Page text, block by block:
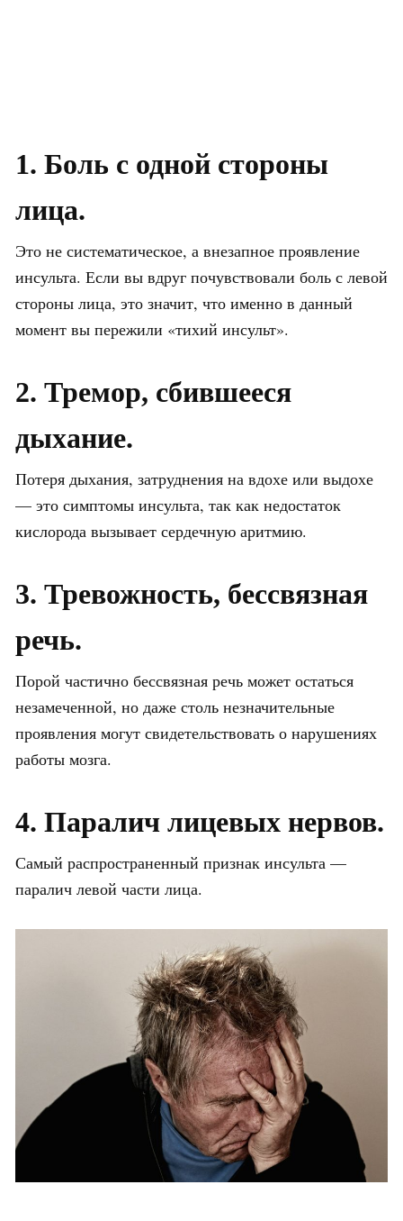
1. Боль с одной стороны
лица.
Это не систематическое, а внезапное проявление
инсульта. Если вы вдруг почувствовали боль с левой
стороны лица, это значит, что именно в данный
момент вы пережили «тихий инсульт».
2. Тремор, сбившееся
дыхание.
Потеря дыхания, затруднения на вдохе или выдохе
— это симптомы инсульта, так как недостаток
кислорода вызывает сердечную аритмию.
3. Тревожность, бессвязная
речь.
Порой частично бессвязная речь может остаться
незамеченной, но даже столь незначительные
проявления могут свидетельствовать о нарушениях
работы мозга.
4. Паралич лицевых нервов.
Самый распространенный признак инсульта —
паралич левой части лица.